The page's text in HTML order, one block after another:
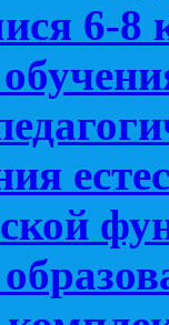
6-8